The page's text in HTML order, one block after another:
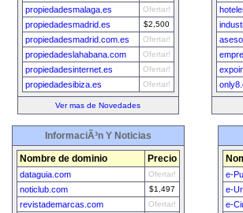
propiedadesmalaga.es Ofertar!
propiedadesmadrid.es $2,500
propiedadesmadrid.com.es Ofertar!
propiedadeslahabana.com Ofertar!
propiedadesinternet.es Ofertar!
propiedadesibiza.es Ofertar!
Ver mas de Novedades
InformaciÃ³n Y Noticias
Nombre de dominio Precio
dataguia.com Ofertar!
noticlub.com $1,497
revistademarcas.com Ofertar!
e-
e-
e-